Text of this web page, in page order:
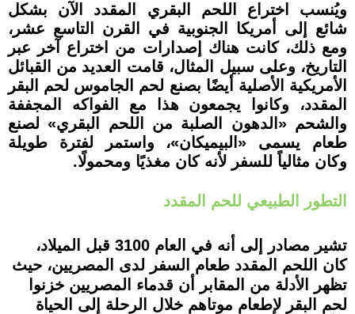
ويُنسب اختراع اللحم البقري المقدد الآن بشكل
شائع إلى أمريكا الجنوبية في القرن التاسع عشر،
ومع ذلك، كانت هناك إصدارات من اختراع آخر عبر
التاريخ، وعلى سبيل المثال، قامت العديد من القبائل
الأمريكية الأصلية أيضًا بصنع لحم الجاموس لحم البقر
المقدد، وكانوا يجمعون هذا مع الفواكه المجففة
والشحم «الدهون الصلبة من اللحم البقري» لصنع
طعام يسمى «البيميكان»، واستمر لفترة طويلة
وكان مثالياً للسفر لأنه كان مغذيًا ومحمولًا.
التطور الطبيعي للحم المقدد
تشير مصادر إلى أنه في العام 3100 قبل الميلاد،
كان اللحم المقدد طعام السفر لدى المصريين، حيث
تظهر الأدلة من المقابر أن قدماء المصريين خزنوا
لحم البقر لإطعام موتاهم خلال الرحلة إلى الحياة